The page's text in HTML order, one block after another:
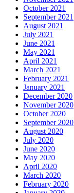
October 2021
September 2021
August 2021
July 2021
June 2021
May 2021
April 2021
March 2021
February 2021
January 2021
December 2020
November 2020
October 2020
September 2020
August 2020
July 2020
June 2020
May 2020
April 2020
March 2020
February 2020